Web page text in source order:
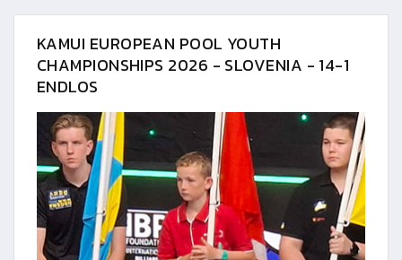
KAMUI EUROPEAN POOL YOUTH
CHAMPIONSHIPS 2026 - SLOVENIA - 14-1
ENDLOS